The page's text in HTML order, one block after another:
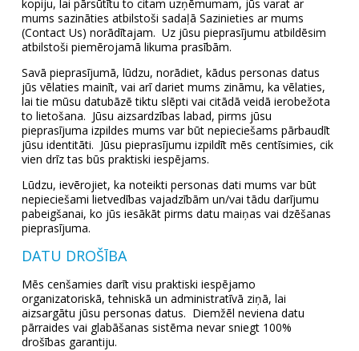
kopiju, lai pārsūtītu to citam uzņēmumam, jūs varat ar
mums sazināties atbilstoši sadaļā Sazinieties ar mums
(Contact Us) norādītajam. Uz jūsu pieprasījumu atbildēsim
atbilstoši piemērojamā likuma prasībām.
Savā pieprasījumā, lūdzu, norādiet, kādus personas datus
jūs vēlaties mainīt, vai arī dariet mums zināmu, ka vēlaties,
lai tie mūsu datubāzē tiktu slēpti vai citādā veidā ierobežota
to lietošana. Jūsu aizsardzības labad, pirms jūsu
pieprasījuma izpildes mums var būt nepieciešams pārbaudīt
jūsu identitāti. Jūsu pieprasījumu izpildīt mēs centīsimies, cik
vien drīz tas būs praktiski iespējams.
Lūdzu, ievērojiet, ka noteikti personas dati mums var būt
nepieciešami lietvedības vajadzībām un/vai tādu darījumu
pabeigšanai, ko jūs iesākāt pirms datu maiņas vai dzēšanas
pieprasījuma.
DATU DROŠĪBA
Mēs cenšamies darīt visu praktiski iespējamo
organizatoriskā, tehniskā un administratīvā ziņā, lai
aizsargātu jūsu personas datus. Diemžēl neviena datu
pārraides vai glabāšanas sistēma nevar sniegt 100%
drošības garantiju.